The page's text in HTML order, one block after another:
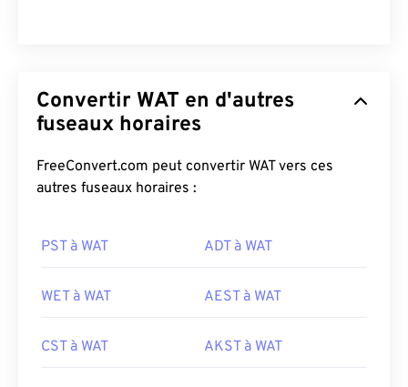
Convertir WAT en d'autres
fuseaux horaires
FreeConvert.com peut convertir WAT vers ces
autres fuseaux horaires :
PST à WAT ADT à WAT
WET à WAT AEST à WAT
CST à WAT AKST à WAT